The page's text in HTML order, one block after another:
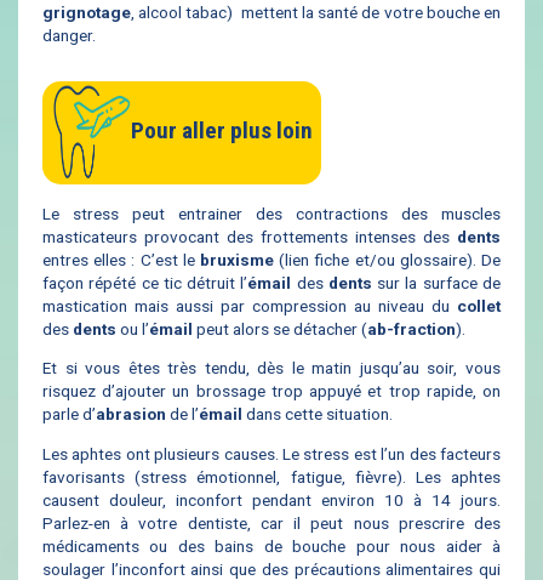
grignotage , alcool tabac) mettent la santé de votre bouche en
danger.
Pour aller plus loin
Le stress peut entrainer des contractions des muscles
masticateurs provocant des frottements intenses des dents
entres elles : C’est le bruxisme (lien fiche et/ou glossaire). De
façon répété ce tic détruit l’émail des dents sur la surface de
mastication mais aussi par compression au niveau du collet
des dents ou l’émail peut alors se détacher (ab-fraction).
Et si vous êtes très tendu, dès le matin jusqu’au soir, vous
risquez d’ajouter un brossage trop appuyé et trop rapide, on
parle d’abrasion de l’émail dans cette situation.
Les aphtes ont plusieurs causes. Le stress est l’un des facteurs
favorisants (stress émotionnel, fatigue, fièvre). Les aphtes
causent douleur, inconfort pendant environ 10 à 14 jours.
Parlez-en à votre dentiste, car il peut nous prescrire des
médicaments ou des bains de bouche pour nous aider à
soulager l’inconfort ainsi que des précautions alimentaires qui